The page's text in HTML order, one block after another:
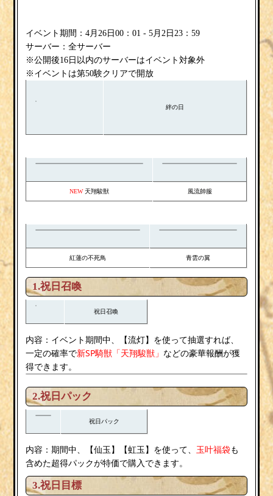
イベント期間：4月26日00：01 - 5月2日23：59
サーバー：全サーバー
※公開後16日以内のサーバーはイベント対象外
※イベントは第50験クリアで開放
絆の日
NEW天翔駿獣 風流帥服
紅蓮の不死鳥 青雲の翼
1.祝日召喚
祝日召喚
内容：イベント期間中、【流灯】を使って抽選すれば、
一定の確率で新SP騎獣「天翔駿獣」 などの豪華報酬が獲
得できます。
2.祝日パック
祝日パック
内容：期間中、【仙玉】【虹玉】を使って、 玉叶福袋も
含めた超得パックが特価で購入できます。
3.祝日目標